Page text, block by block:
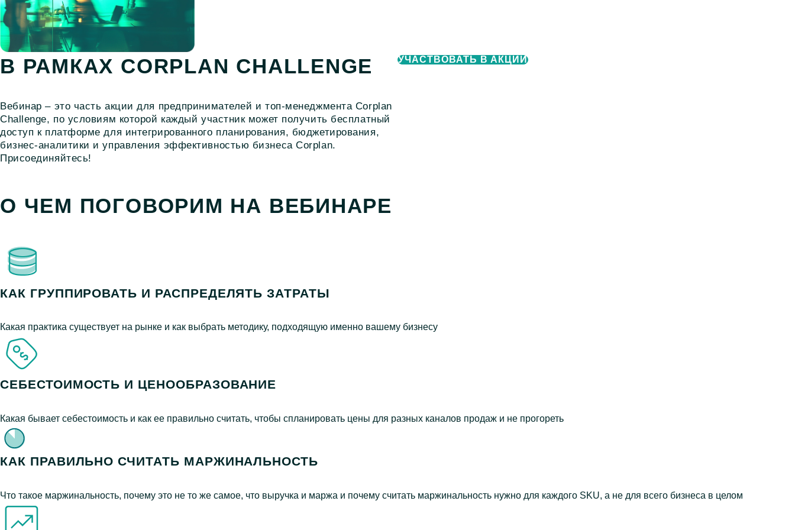
В РАМКАХ CORPLAN CHALLENGE
Вебинар – это часть акции для предпринимателей и топ-менеджмента Corplan
Challenge, по условиям которой каждый участник может получить бесплатный
доступ к платформе для интегрированного планирования, бюджетирования,
бизнес-аналитики и управления эффективностью бизнеса Corplan.
Присоединяйтесь!
УЧАСТВОВАТЬ В АКЦИИ
О ЧЕМ ПОГОВОРИМ НА ВЕБИНАРЕ
КАК ГРУППИРОВАТЬ И РАСПРЕДЕЛЯТЬ ЗАТРАТЫ
Какая практика существует на рынке и как выбрать методику, подходящую именно вашему бизнесу
СЕБЕСТОИМОСТЬ И ЦЕНООБРАЗОВАНИЕ
Какая бывает себестоимость и как ее правильно считать, чтобы спланировать цены для разных каналов продаж и не прогореть
КАК ПРАВИЛЬНО СЧИТАТЬ МАРЖИНАЛЬНОСТЬ
Что такое маржинальность, почему это не то же самое, что выручка и маржа и почему считать маржинальность нужно для каждого SKU, а не для всего бизнеса в целом